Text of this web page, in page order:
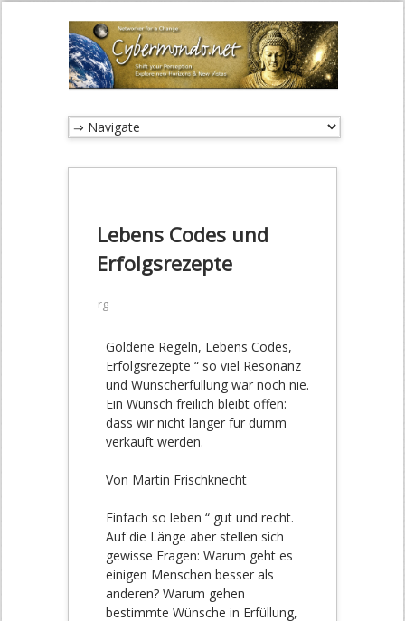
Lebens Codes und
Erfolgsrezepte
rg
Goldene Regeln, Lebens Codes,
Erfolgsrezepte “ so viel Resonanz
und Wunscherfüllung war noch nie.
Ein Wunsch freilich bleibt offen:
dass wir nicht länger für dumm
verkauft werden.
Von Martin Frischknecht
Einfach so leben “ gut und recht.
Auf die Länge aber stellen sich
gewisse Fragen: Warum geht es
einigen Menschen besser als
anderen? Warum gehen
bestimmte Wünsche in Erfüllung,